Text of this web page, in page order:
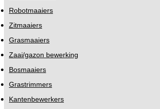
Robotmaaiers
Zitmaaiers
Grasmaaiers
Zaai/gazon bewerking
Bosmaaiers
Grastrimmers
Kantenbewerkers